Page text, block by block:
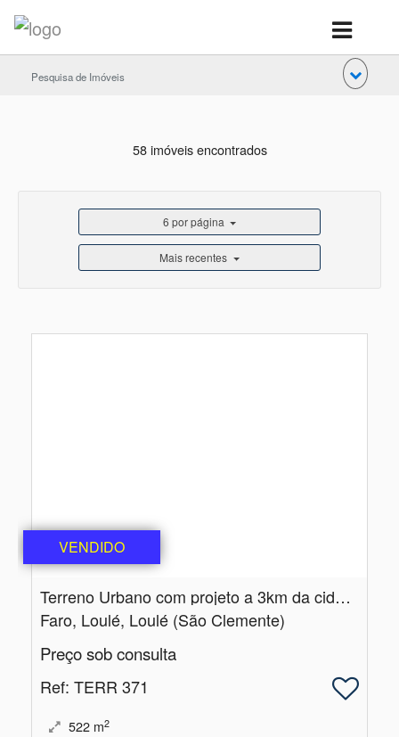
Pesquisa de Imóveis
58 imóveis encontrados
6 por página
Mais recentes
VENDIDO
Terreno Urbano com projeto a 3km da cidade | S.​ Clemente | Loulé
Faro, Loulé, Loulé (São Clemente)
Preço sob consulta
Ref: TERR 371
522 m2